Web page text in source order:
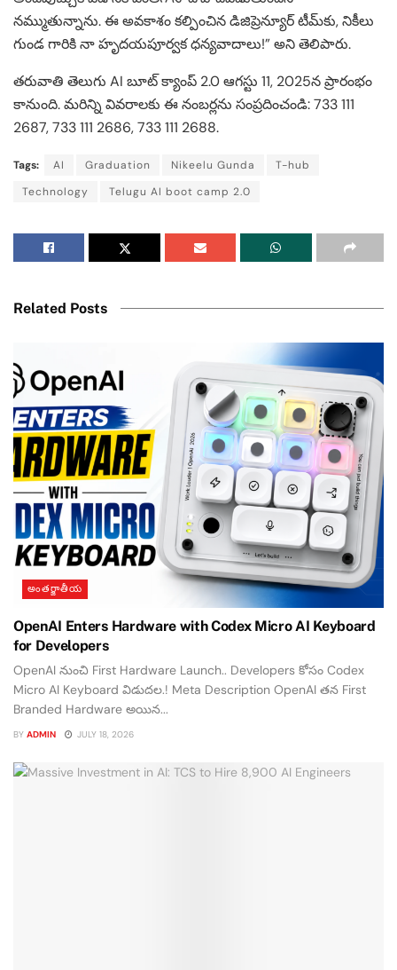
నమ్ముతున్నాను. ఈ అవకాశం కల్పించిన డిజిప్రెన్యూర్ టీమ్‌కు, నికీలు
గుండ గారికి నా హృదయపూర్వక ధన్యవాదాలు!” అని తెలిపారు.
తరువాతి తెలుగు AI బూట్ క్యాంప్ 2.0 ఆగస్టు 11, 2025న ప్రారంభం
కానుంది. మరిన్ని వివరాలకు ఈ నంబర్లను సంప్రదించండి: 733 111
2687, 733 111 2686, 733 111 2688.
Tags: AI Graduation Nikeelu Gunda
T-hub
Technology
Telugu AI boot camp 2.0
Related Posts
అంతర్జాతీయ
OpenAI Enters Hardware with Codex Micro AI Keyboard
for Developers
OpenAI నుంచి First Hardware Launch.. Developers కోసం Codex
Micro AI Keyboard విడుదల.! Meta Description OpenAI తన First
Branded Hardware అయిన...
BY ADMIN JULY 18, 2026